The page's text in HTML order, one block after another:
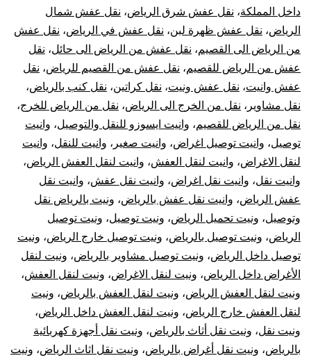
داخل المملكة، نقل عفش شرق الرياض، نقل عفش شمال
الرياض، نقل عفش ظهرة لبن، نقل عفش في الرياض، نقل عفش
من الرياض الى القصيم، نقل عفش من الرياض الى حائل، نقل
عفش من الرياض للقصيم، نقل عفش من القصيم للرياض، نقل
عفش وانيت، نقل عفش ونيت، نقل كراتين، نقل كنب بالرياض،
نقل مشاوير ، نقل من الخرج الى الرياض، نقل من الرياض للخرج،
نقل من الرياض للقصيم، وانيت ايسوزو للنقل والتوصيل، وانيت
توصيل، وانيت توصيل اغراض، وانيت صغير ، وانيت للنقل، وانيت
لنقل الاغراض، وانيت لنقل العفش، وانيت لنقل العفش الرياض،
وانيت نقل، وانيت نقل اغراض، وانيت نقل عفش، وانيت نقل
عفش الرياض، وانيت نقل عفش بالرياض، ونيت بالرياض نقل
وتوصيل، ونيت تحميل الرياض، ونيت توصيل، ونيت توصيل
الرياض، ونيت توصيل بالرياض، ونيت توصيل خارج الرياض، ونيت
توصيل داخل الرياض، ونيت توصيل مشاوير بالرياض، ونيت لنقل
الأغراض داخل الرياض، ونيت لنقل الاغراض، ونيت لنقل العفش،
ونيت لنقل العفش الرياض، ونيت لنقل العفش بالرياض، ونيت
لنقل العفش خارج الرياض، ونيت لنقل العفش داخل الرياض،
ونيت نقل، ونيت نقل أثاث بالرياض، ونيت نقل أجهزة كهربائية
بالرياض، ونيت نقل أغراض بالرياض، ونيت نقل اثاث الرياض، ونيت